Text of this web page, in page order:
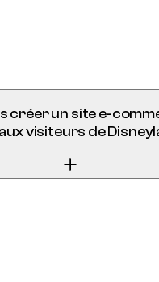
créer un site e-
visiteurs de